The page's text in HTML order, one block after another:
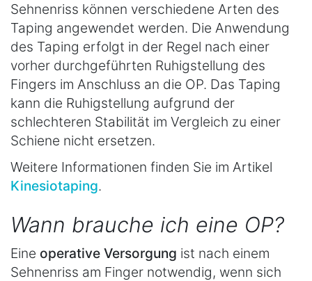
Sehnenriss können verschiedene Arten des
Taping angewendet werden. Die Anwendung
des Taping erfolgt in der Regel nach einer
vorher durchgeführten Ruhigstellung des
Fingers im Anschluss an die OP. Das Taping
kann die Ruhigstellung aufgrund der
schlechteren Stabilität im Vergleich zu einer
Schiene nicht ersetzen.
Weitere Informationen finden Sie im Artikel
Kinesiotaping.
Wann brauche ich eine OP?
Eine operative Versorgung ist nach einem
Sehnenriss am Finger notwendig, wenn sich